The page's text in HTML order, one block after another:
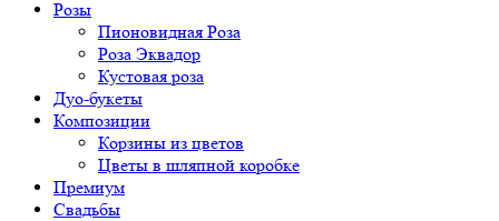
Розы
Пионовидная Роза
Роза Эквадор
Кустовая роза
Дуо-букеты
Композиции
Корзины из цветов
Цветы в шляпной коробке
Премиум
Свадьбы